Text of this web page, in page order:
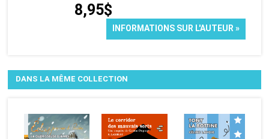
8,95$
INFORMATIONS SUR L'AUTEUR »
DANS LA MÊME COLLECTION